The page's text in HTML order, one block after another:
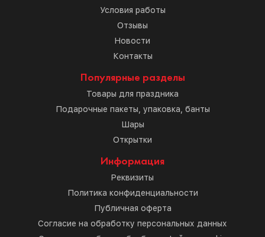
Условия работы
Отзывы
Новости
Контакты
Популярные разделы
Товары для праздника
Подарочные пакеты, упаковка, банты
Шары
Открытки
Информация
Реквизиты
Политика конфиденциальности
Публичная оферта
Согласие на обработку персональных данных